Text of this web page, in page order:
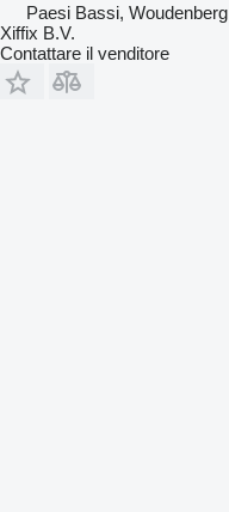
Paesi Bassi, Woudenberg
Xiffix B.V.
Contattare il venditore